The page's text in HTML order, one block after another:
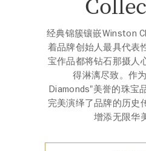
经典锦簇镶嵌Winston
着品牌创始人最具代表
宝作品都将钻石那摄人
得淋漓尽致。作
Diamonds"美誉的珠宝
完美演绎了品牌的历史
增添无限华